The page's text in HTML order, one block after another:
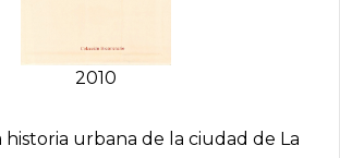
2010
historia urbana de la ciudad de La